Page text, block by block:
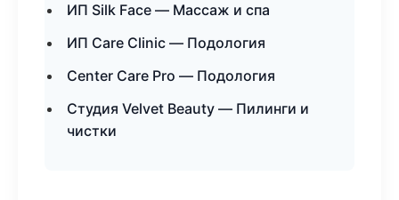
ИП Silk Face — Массаж и спа
ИП Care Clinic — Подология
Center Care Pro — Подология
Студия Velvet Beauty — Пилинги и
чистки